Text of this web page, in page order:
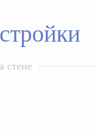
стене